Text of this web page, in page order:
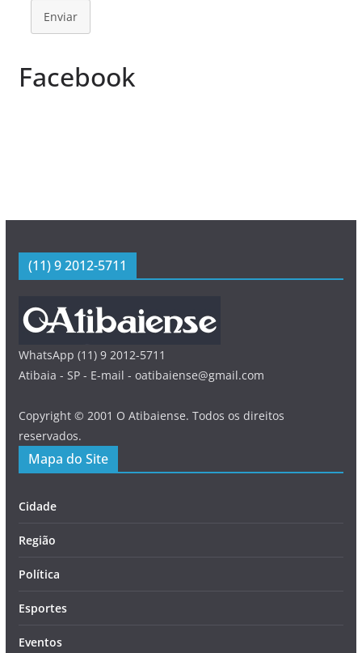
Enviar
Facebook
(11) 9 2012-5711
WhatsApp (11) 9 2012-5711
Atibaia - SP - E-mail - oatibaiense@gmail.com
Copyright © 2001 O Atibaiense. Todos os direitos
reservados.
Mapa do Site
Cidade
Região
Política
Esportes
Eventos